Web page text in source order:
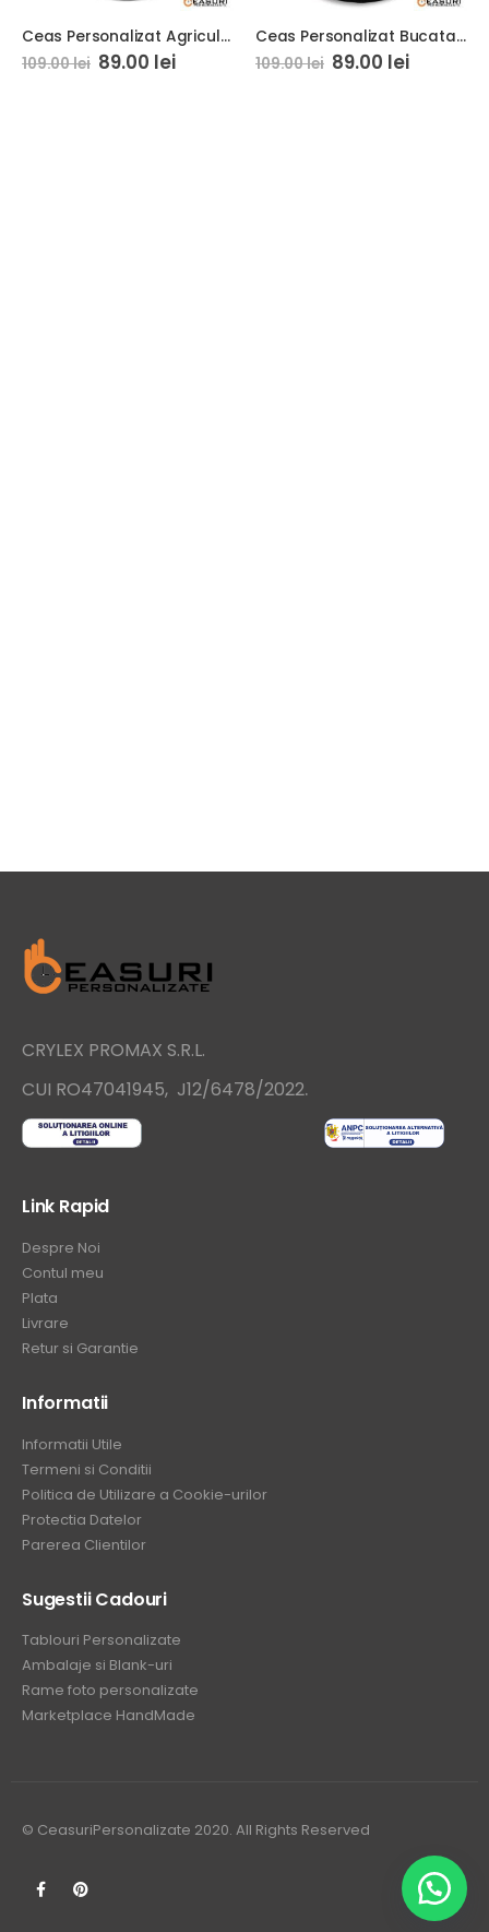
Ceas Personalizat Agricultura Fermier 01
109.00lei 89.00 lei
Ceas Personalizat Bucatar 01
109.00lei 89.00 lei
CRYLEX PROMAX S.R.L.
CUI RO47041945, J12/6478/2022.
Link Rapid
Despre Noi
Contul meu
Plata
Livrare
Retur si Garantie
Informatii
Informatii Utile
Termeni si Conditii
Politica de Utilizare a Cookie-urilor
Protectia Datelor
Parerea Clientilor
Sugestii Cadouri
Tablouri Personalizate
Ambalaje si Blank-uri
Rame foto personalizate
Marketplace HandMade
© CeasuriPersonalizate 2020. All Rights Reserved